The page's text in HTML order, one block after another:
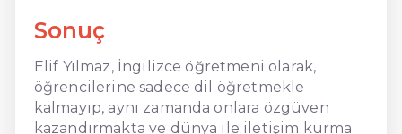
Sonuç
Elif Yılmaz, İngilizce öğretmeni olarak,
öğrencilerine sadece dil öğretmekle
kalmayıp, aynı zamanda onlara özgüven
kazandırmakta ve dünya ile iletişim kurma